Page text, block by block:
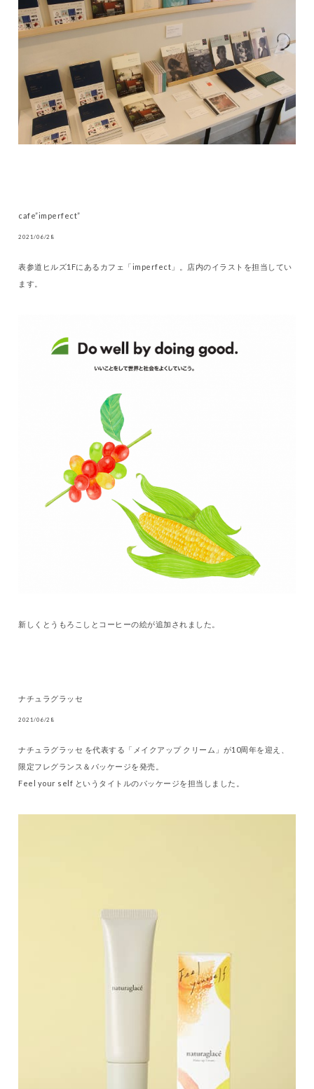
cafe”imperfect”
2021/06/28
表参道ヒルズ1Fにあるカフェ「imperfect」。店内のイラストを担当してい
ます。
新しくとうもろこしとコーヒーの絵が追加されました。
ナチュラグラッセ
2021/06/28
ナチュラグラッセ を代表する「メイクアップ クリーム」が10周年を迎え、
限定フレグランス＆パッケージを発売。
Feel your self というタイトルのパッケージを担当しました。